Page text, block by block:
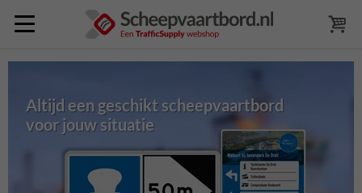
Altijd een geschikt scheepvaartbord
voor jouw situatie